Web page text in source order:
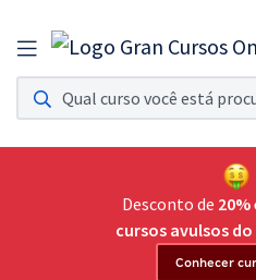
Assinatura Ilimitada 11
Acesso a todos os cursos. Teste grátis por
Assinatura OAB Até Passar
Acesso ilimitado a toda preparação para
Desconto de
cursos avulsos do
Conhecer